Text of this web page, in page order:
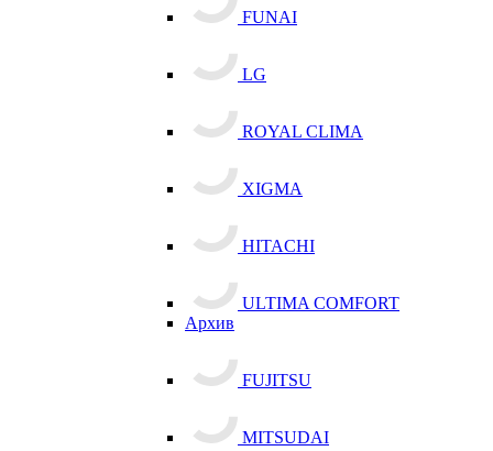
FUNAI
LG
ROYAL CLIMA
XIGMA
HITACHI
ULTIMA COMFORT
Архив
FUJITSU
MITSUDAI